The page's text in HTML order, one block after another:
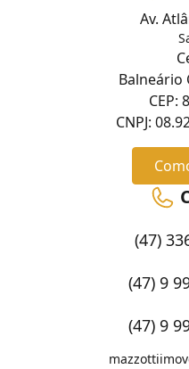
Av.
Balneário
CEP:
CNPJ:
(47)
(47) 9
(47) 9